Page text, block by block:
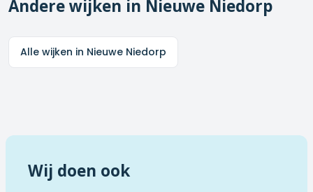
Andere wijken in Nieuwe Niedorp
Alle wijken in Nieuwe Niedorp
Wij doen ook